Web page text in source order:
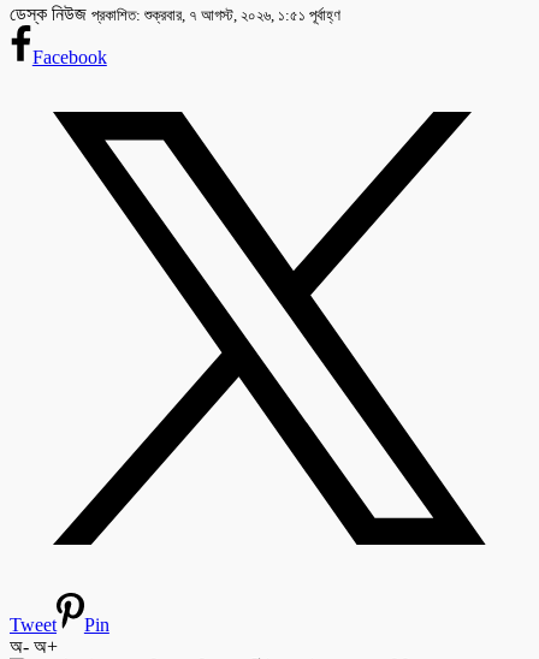
ডেস্ক নিউজ প্রকাশিত: শুক্রবার, ৭ আগস্ট, ২০২৬, ১:৫১ পূর্বাহ্ণ
Facebook
Tweet
Pin
অ- অ+